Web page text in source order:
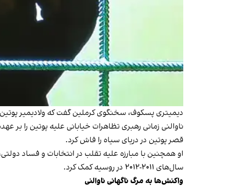
دیمیتری پسکوف، سخنگوی کرملین گفت که ولادیمیر
ناوالنی زمانی رهبری تظاهرات خیابانی علیه پوتین را
قصر پوتین در دریای سیاه را فاش کرد.
او همچنین با مبارزه علیه تقلب در انتخابات و فساد
سال‌های ۲۰۱۱-۲۰۱۲ در روسیه کمک کرد.
واکنش‌ها به مرگ ناگهانی ناوالنی